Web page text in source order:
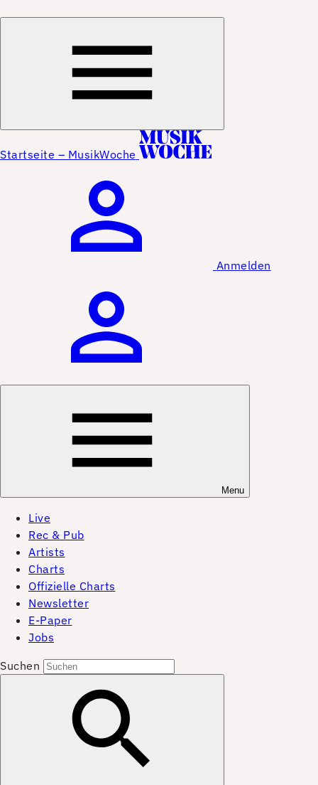
Startseite – MusikWoche
Anmelden
Menu
Live
Rec & Pub
Artists
Charts
Offizielle Charts
Newsletter
E-Paper
Jobs
Suchen